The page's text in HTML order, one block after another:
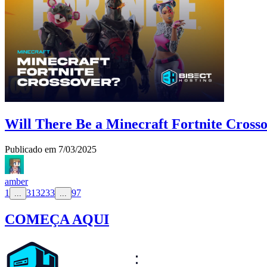
Will There Be a Minecraft Fortnite
Publicado em 7/03/2025
amber
1
313233 97
COMEÇA AQUI